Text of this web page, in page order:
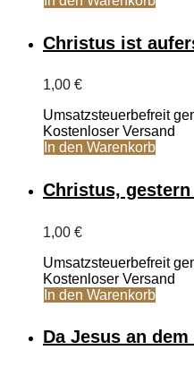
Christus ist
1,00 €
Umsatzsteuerbefreit
Kostenloser Versand
In den Warenkorb
Christus, gestern
1,00 €
Umsatzsteuerbefreit
Kostenloser Versand
In den Warenkorb
Da Jesus an